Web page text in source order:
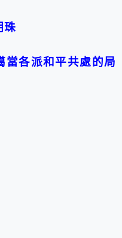
珠
當各派和平共處的局